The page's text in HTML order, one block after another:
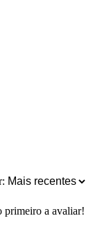
primeiro a avaliar!